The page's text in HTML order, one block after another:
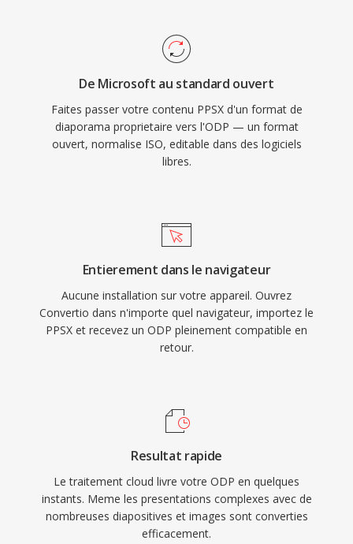
De Microsoft au standard ouvert
Faites passer votre contenu PPSX d'un format de
diaporama proprietaire vers l'ODP — un format
ouvert, normalise ISO, editable dans des logiciels
libres.
Entierement dans le navigateur
Aucune installation sur votre appareil. Ouvrez
Convertio dans n'importe quel navigateur, importez le
PPSX et recevez un ODP pleinement compatible en
retour.
Resultat rapide
Le traitement cloud livre votre ODP en quelques
instants. Meme les presentations complexes avec de
nombreuses diapositives et images sont converties
efficacement.